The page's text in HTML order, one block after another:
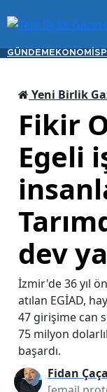
GÜNDEM EKONOMİ
Yeni Birlik
Fikir
Egeli
dev
İzmir'de 36 yıl
atılan EGİAD,
47 girişime can
75 milyon
başardı.
Fidan Çaça